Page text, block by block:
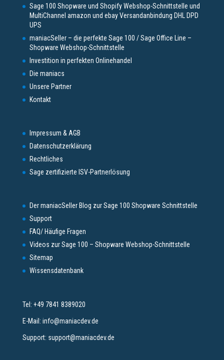
Sage 100 Shopware und Shopify Webshop-Schnittstelle und
MultiChannel amazon und ebay Versandanbindung DHL DPD
UPS
maniacSeller – die perfekte Sage 100 / Sage Office Line –
Shopware Webshop-Schnittstelle
Investition in perfekten Onlinehandel
Die maniacs
Unsere Partner
Kontakt
Impressum & AGB
Datenschutzerklärung
Rechtliches
Sage zertifizierte ISV-Partnerlösung
Der maniacSeller Blog zur Sage 100 Shopware Schnittstelle
Support
FAQ/ Häufige Fragen
Videos zur Sage 100 – Shopware Webshop-Schnittstelle
Sitemap
Wissensdatenbank
Tel: +49 7841 8389020
E-Mail: info@maniacdev.de
Support: support@maniacdev.de